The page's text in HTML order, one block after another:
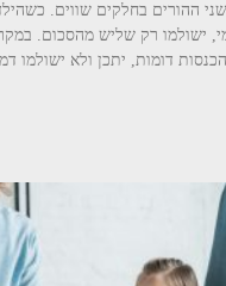
ההורים בחלקים שווים.
ישולמו רק שליש מהסכום.
דומות, יתכן ולא ישולמו דמי